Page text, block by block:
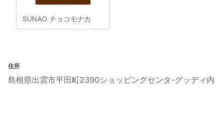
SUNAO チョコモナカ
住所
島根県出雲市平田町2390ショッピングセンタ-グッディ内